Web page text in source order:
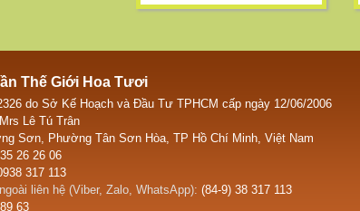
Thế Giới Hoa Tươi
do Sở Kế Hoạch và Đầu Tư TPHCM cấp ngày 12/06/2006
Mrs Lê Tú Trân
Sơn, Phường Tân Sơn Hòa, TP Hồ Chí Minh, Việt Nam
26 26 06
317 113
liên hệ (Viber, Zalo, WhatsApp): (84-9) 38 317 113
63